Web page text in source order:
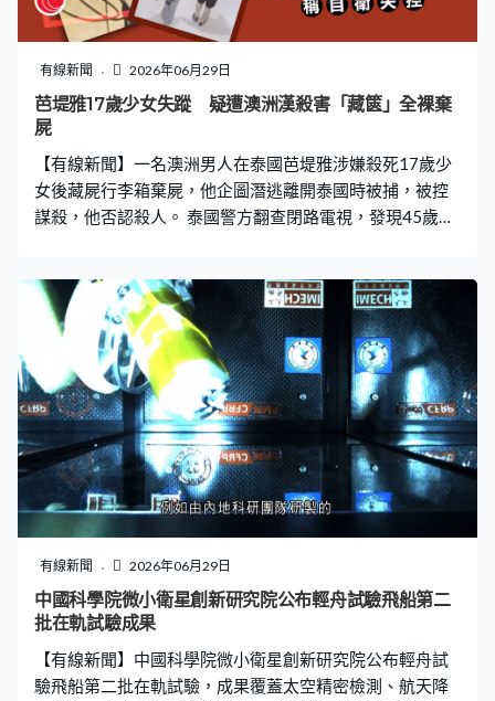
命。」 工業傷亡權益會總幹事蕭倩文：「吊運工作在吊運
期間，下方需要清場、圍封，工作人員不可進入。不知道
今次是否地盤空間小或者涉及規劃不足，讓上方工作時下
方有人在。」 根據《安全使用挖土機工作守則》，挖土機
在鬆軟地面施工須先平整及壓實地面，避免翻倒，並嚴禁
13宗致命工業意外，工會促請政府長
有線新聞 2026年06月29日
芭堤雅17歲少女失蹤 疑遭澳洲漢殺害「藏篋」全裸棄
屍
【有線新聞】一名澳洲男人在泰國芭堤雅涉嫌殺死17歲少
女後藏屍行李箱棄屍，他企圖潛逃離開泰國時被捕，被控
謀殺，他否認殺人。 泰國警方翻查閉路電視，發現45歲澳
攝到卡曼行出酒店時拖着一個黑色行李箱，將它綁在電單
車尾，駕車離開，回來時不見行李箱。 警方於翌日接到少
女失蹤的報案，追查到酒店，發現房內有打鬥痕跡及血
漬，之後在附近鐵路軌旁的草叢內發現行李箱，裏面藏一
具布滿傷痕的全裸女屍，證實是該名失蹤少女；隨即追緝
卡曼，他已到達曼谷機場，準備乘坐飛機離開泰國，在機
場將他拘捕，控告他謀殺罪、藏匿屍體及誘拐未成年人進
行猥褻行為。 他否認所有控罪，聲稱身上傷痕是被蜘蛛
咬，後來承認與死者有金錢糾紛引發肢體衝突，自衛時失
控。在泰國，謀殺罪最高可判死刑。
有線新聞 2026年06月29日
中國科學院微小衛星創新研究院公布輕舟試驗飛船第二
批在軌試驗成果
【有線新聞】中國科學院微小衛星創新研究院公布輕舟試
驗飛船第二批在軌試驗，成果覆蓋太空精密檢測、航天降